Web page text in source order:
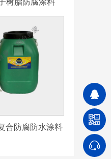
合防腐防水涂料